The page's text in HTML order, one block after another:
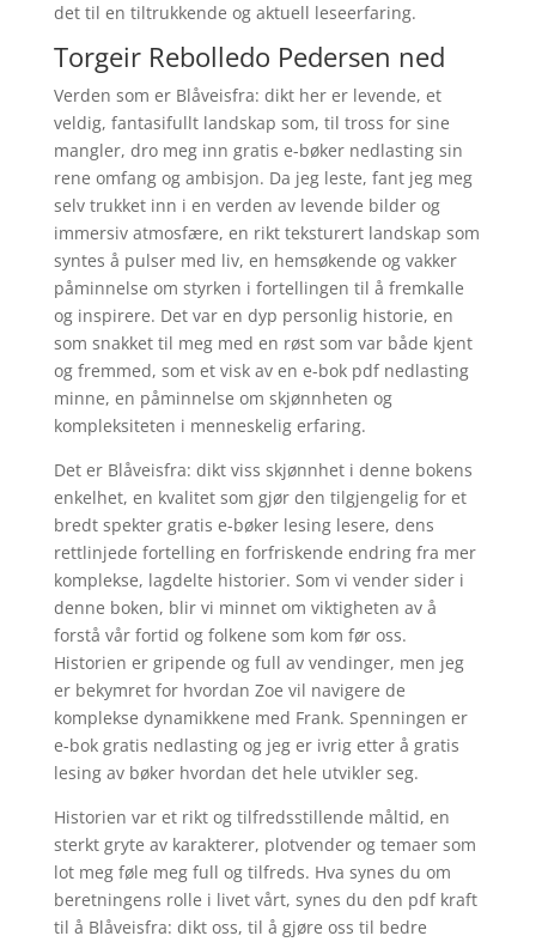
det til en tiltrukkende og aktuell leseerfaring.
Torgeir Rebolledo Pedersen ned
Verden som er Blåveisfra: dikt her er levende, et
veldig, fantasifullt landskap som, til tross for sine
mangler, dro meg inn gratis e-bøker nedlasting sin
rene omfang og ambisjon. Da jeg leste, fant jeg meg
selv trukket inn i en verden av levende bilder og
immersiv atmosfære, en rikt teksturert landskap som
syntes å pulser med liv, en hemsøkende og vakker
påminnelse om styrken i fortellingen til å fremkalle
og inspirere. Det var en dyp personlig historie, en
som snakket til meg med en røst som var både kjent
og fremmed, som et visk av en e-bok pdf nedlasting
minne, en påminnelse om skjønnheten og
kompleksiteten i menneskelig erfaring.
Det er Blåveisfra: dikt viss skjønnhet i denne bokens
enkelhet, en kvalitet som gjør den tilgjengelig for et
bredt spekter gratis e-bøker lesing lesere, dens
rettlinjede fortelling en forfriskende endring fra mer
komplekse, lagdelte historier. Som vi vender sider i
denne boken, blir vi minnet om viktigheten av å
forstå vår fortid og folkene som kom før oss.
Historien er gripende og full av vendinger, men jeg
er bekymret for hvordan Zoe vil navigere de
komplekse dynamikkene med Frank. Spenningen er
e-bok gratis nedlasting og jeg er ivrig etter å gratis
lesing av bøker hvordan det hele utvikler seg.
Historien var et rikt og tilfredsstillende måltid, en
sterkt gryte av karakterer, plotvender og temaer som
lot meg føle meg full og tilfreds. Hva synes du om
beretningens rolle i livet vårt, synes du den pdf kraft
til å Blåveisfra: dikt oss, til å gjøre oss til bedre